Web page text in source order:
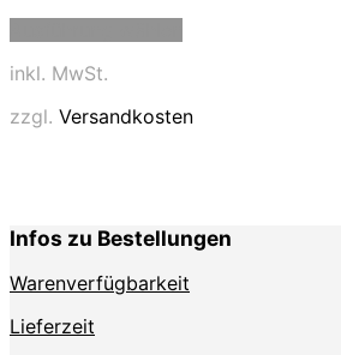
auf.
der
Produktseite
gewählt
inkl. MwSt.
zzgl. Versandkosten
Infos zu Bestellungen
Warenverfügbarkeit
Lieferzeit